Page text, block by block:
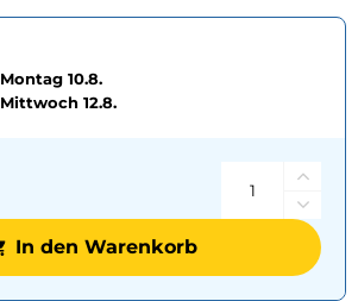
Montag 10.8.
Mittwoch 12.8.
In den Warenkorb